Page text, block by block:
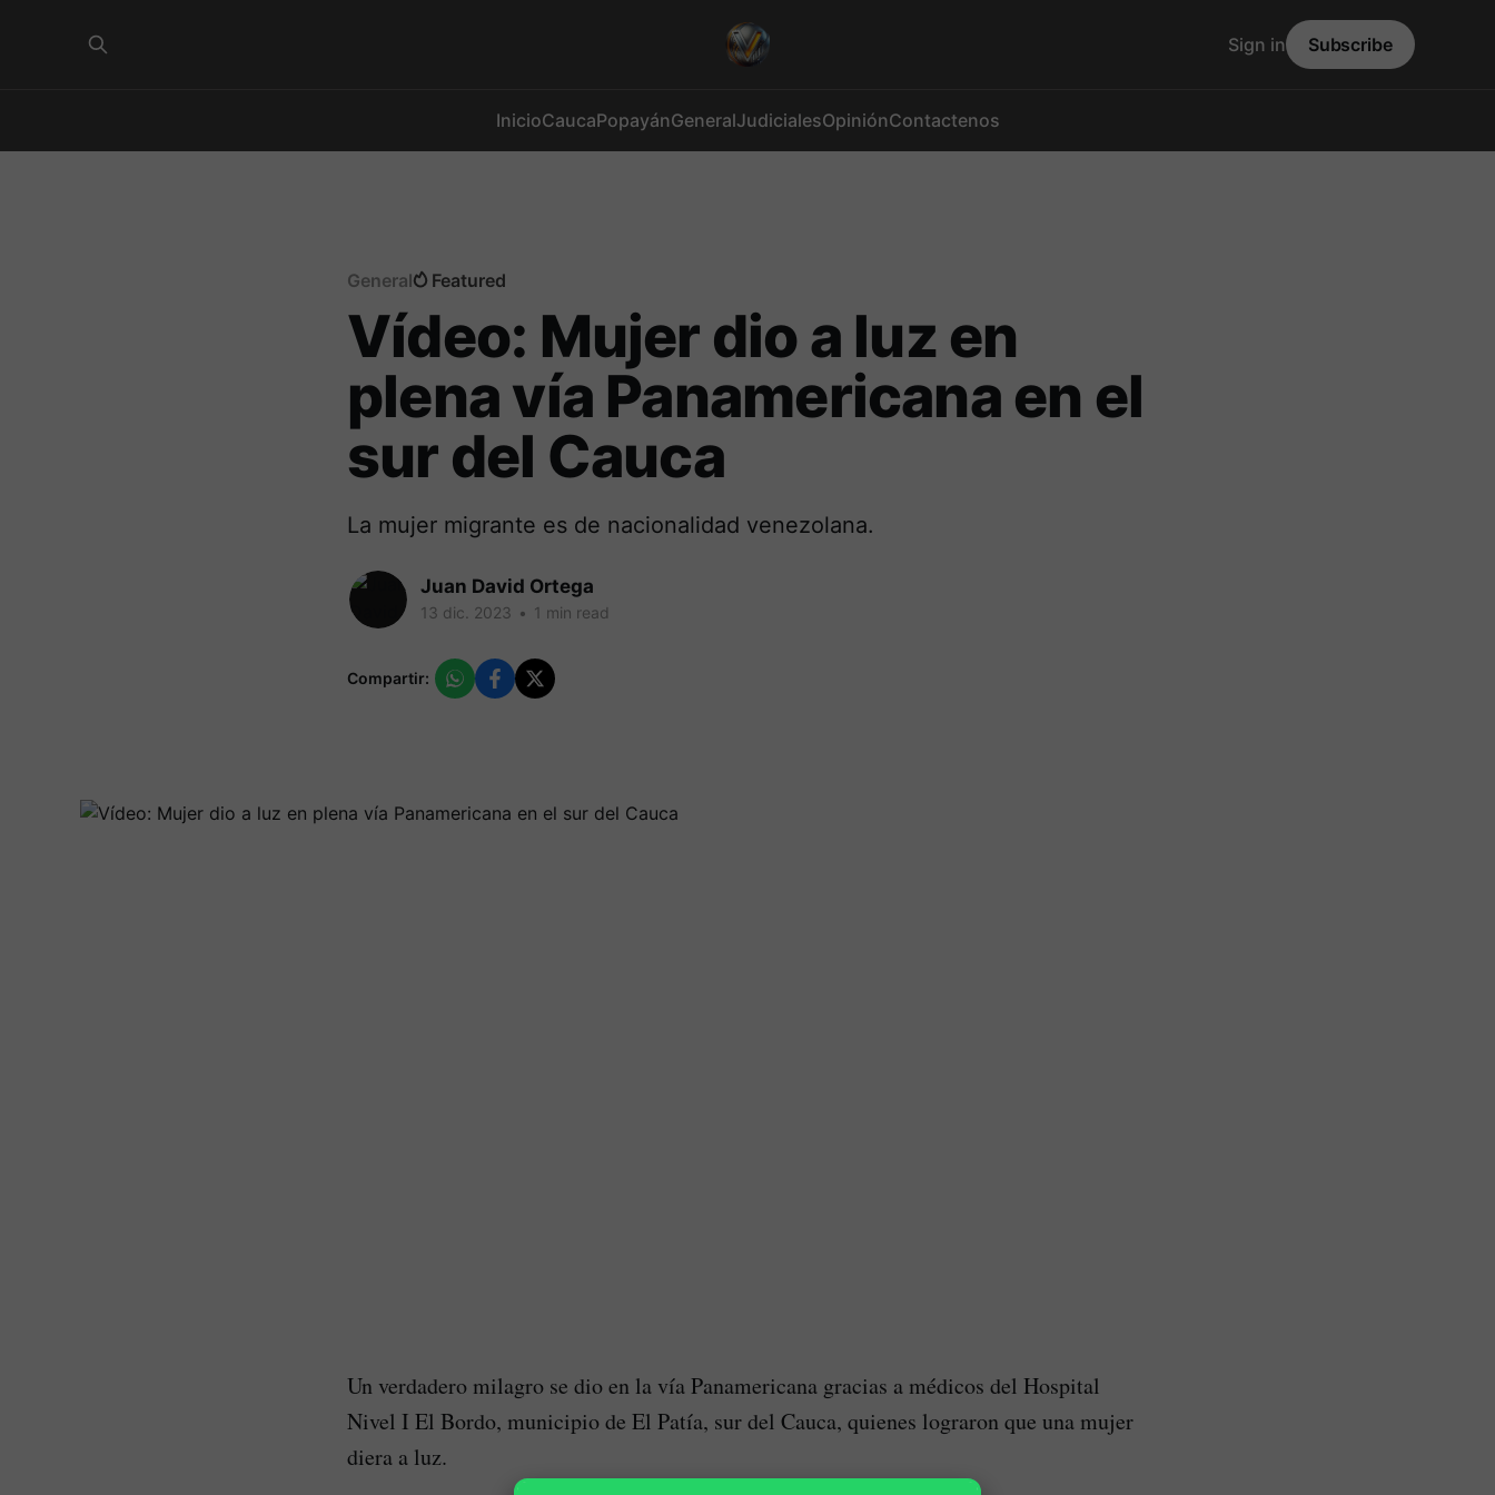
InicioCaucaPopayánGeneralJudicialesOpiniónContactenos
Sign in Subscribe
General Featured
Vídeo: Mujer dio a luz en
plena vía Panamericana en el
sur del Cauca
La mujer migrante es de nacionalidad venezolana.
Juan David Ortega
13 dic. 2023 • 1 min read
Compartir:
Un verdadero milagro se dio en la vía Panamericana gracias a médicos del Hospital
Nivel I El Bordo, municipio de El Patía, sur del Cauca, quienes lograron que una mujer
diera a luz.